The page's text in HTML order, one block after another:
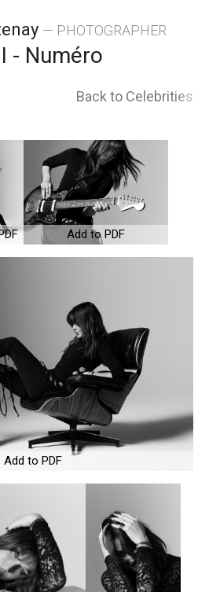
— PHOTOGRAPHER
- Numéro
Back to Celebrities
Add to PDF
Add to PDF